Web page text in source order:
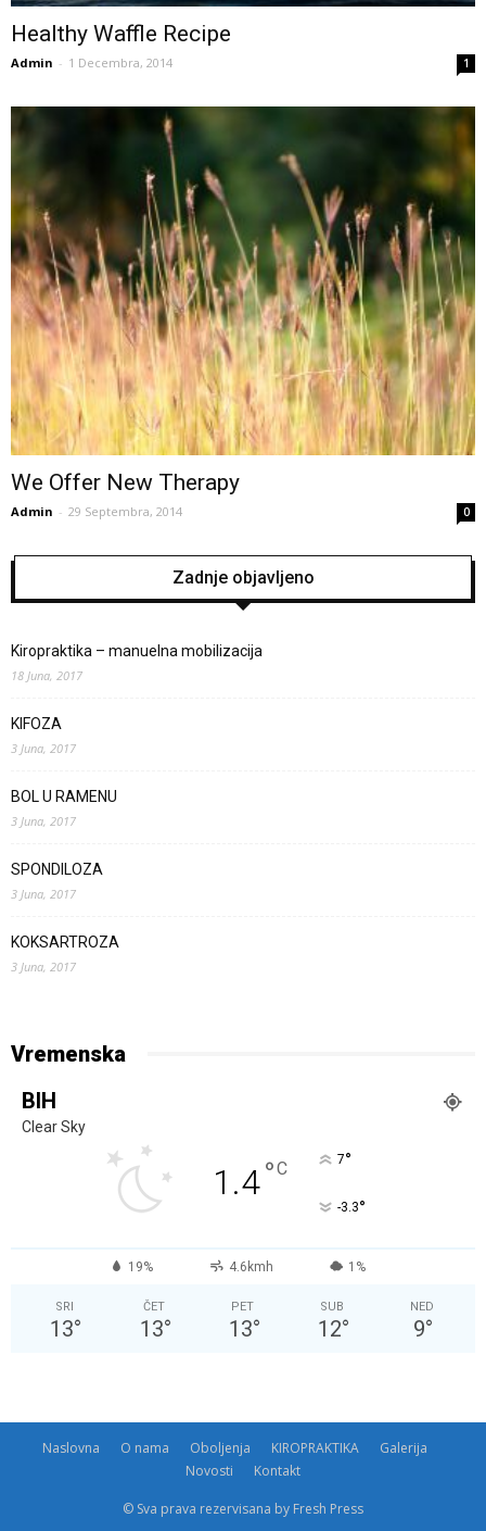
Healthy Waffle Recipe
Admin - 1 Decembra, 2014 1
We Offer New Therapy
Admin - 29 Septembra, 2014 0
Zadnje objavljeno
Kiropraktika – manuelna mobilizacija
18 Juna, 2017
KIFOZA
3 Juna, 2017
BOL U RAMENU
3 Juna, 2017
SPONDILOZA
3 Juna, 2017
KOKSARTROZA
3 Juna, 2017
Vremenska
BIH
Clear Sky
1.4°C 7°
-3.3°
19% 4.6kmh 1%
SRI
13°
ČET
13°
PET
13°
SUB
12°
NED
9°
Naslovna O nama Oboljenja KIROPRAKTIKA
Galerija
Novosti
Kontakt
© Sva prava rezervisana by Fresh Press